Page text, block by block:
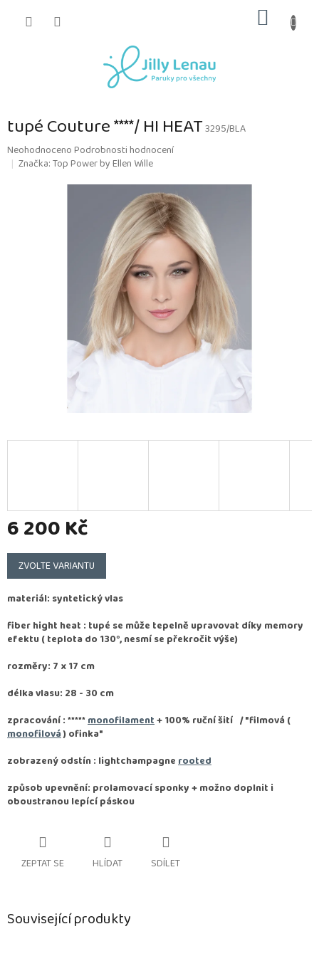
KOŠÍK
tupé Couture ****/ HI HEAT3295/BLA
Průměrné
hodnocení
NeohodnocenoPodrobnosti hodnocení
Značka:Top Power by Ellen Wille
6 200 Kč
Měrná
cena:
ZVOLTE VARIANTU
materiál: syntetický vlas
fiber hight heat : tupé se může tepelně upravovat díky memory
efektu ( teplota do 130°, nesmí se překročit výše)
rozměry: 7 x 17 cm
délka vlasu: 28 - 30 cm
zpracování :*****monofilament+ 100% ruční šití / "filmová (
monofilová) ofinka"
zobrazený odstín : lightchampagnerooted
způsob upevnění: prolamovací sponky + možno doplnit i
oboustranou lepící páskou
ZEPTAT SE HLÍDAT SDÍLET
Související produkty